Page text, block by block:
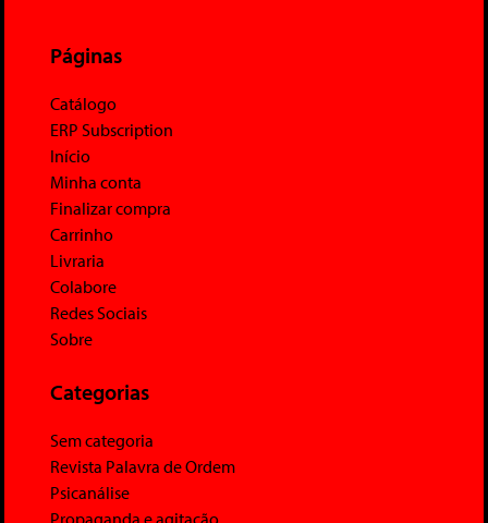
Páginas
Catálogo
ERP Subscription
Início
Minha conta
Finalizar compra
Carrinho
Livraria
Colabore
Redes Sociais
Sobre
Categorias
Sem categoria
Revista Palavra de Ordem
Psicanálise